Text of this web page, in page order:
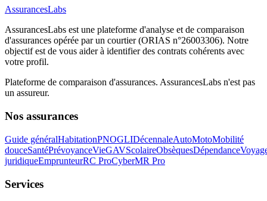
AssurancesLabs
AssurancesLabs est une plateforme d'analyse et de comparaison
d'assurances opérée par un courtier (ORIAS n°26003306). Notre
objectif est de vous aider à identifier des contrats cohérents avec
votre profil.
Plateforme de comparaison d'assurances. AssurancesLabs n'est pas
un assureur.
Nos assurances
Guide généralHabitationPNOGLIDécennaleAutoMotoMobilité
douceSantéPrévoyanceVieGAVScolaireObsèquesDépendance
juridiqueEmprunteurRC ProCyberMR Pro
Services